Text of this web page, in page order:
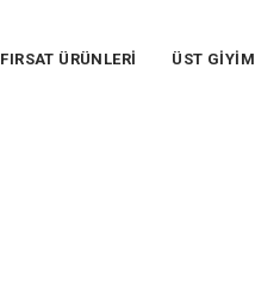
FIRSAT ÜRÜNLERİ ÜST GİYİM